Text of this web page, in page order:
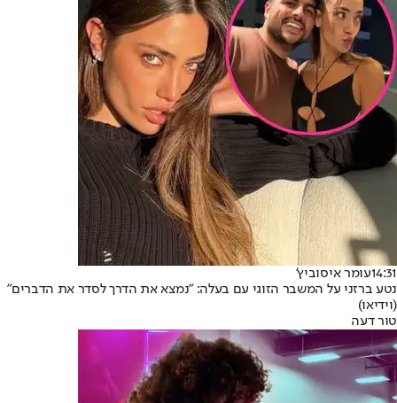
14:31עומר איסוביץ'
נטע ברזני על המשבר הזוגי עם בעלה: "נמצא את הדרך לסדר את הדברים"
(וידיאו)
טור דעה